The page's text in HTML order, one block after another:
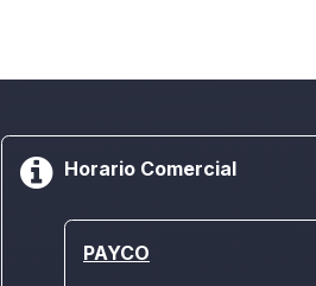
Horario Comercial
PAYCO